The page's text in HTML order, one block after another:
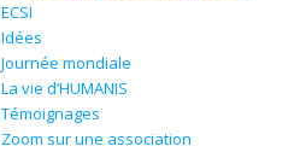
ECSI
Idées
Journée mondiale
La vie d’HUMANIS
Témoignages
Zoom sur une association